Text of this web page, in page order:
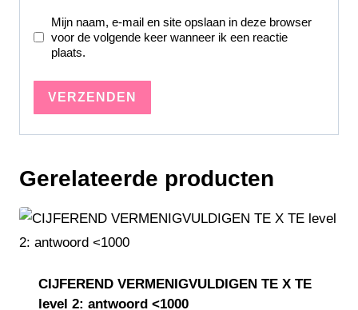
Mijn naam, e-mail en site opslaan in deze browser
voor de volgende keer wanneer ik een reactie
plaats.
Gerelateerde producten
CIJFEREND VERMENIGVULDIGEN TE X TE
level 2: antwoord <1000